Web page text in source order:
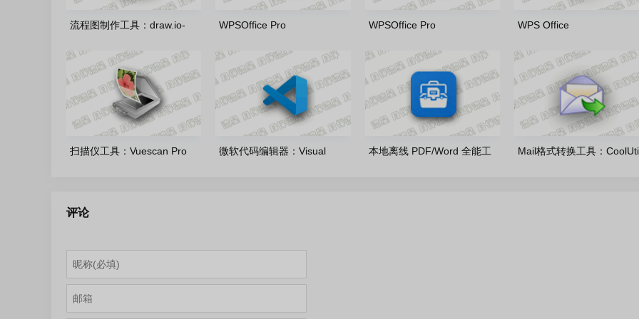
流程图制作工具：draw.io-
WPSOffice Pro
雨糖科技特别版
WPSOffice Pro
雨糖科技特别版
WPS Office
雨糖科技特别版
扫描仪工具：Vuescan Pro
微软代码编辑器：Visual
本地离线 PDF/Word 全能工
Mail格式转换工具：
评论